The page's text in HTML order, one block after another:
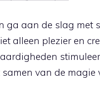
ga aan de slag met
alleen plezier en
van de magie